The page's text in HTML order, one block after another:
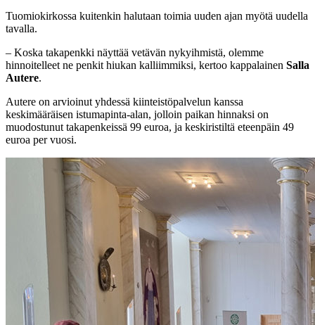
Tuomiokirkossa kuitenkin halutaan toimia uuden ajan myötä uudella
tavalla.
– Koska takapenkki näyttää vetävän nykyihmistä, olemme
hinnoitelleet ne penkit hiukan kalliimmiksi, kertoo kappalainen Salla
Autere.
Autere on arvioinut yhdessä kiinteistöpalvelun kanssa
keskimääräisen istumapinta-alan, jolloin paikan hinnaksi on
muodostunut takapenkeissä 99 euroa, ja keskiristiltä eteenpäin 49
euroa per vuosi.